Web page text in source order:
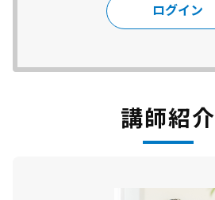
ログイン
講師紹介